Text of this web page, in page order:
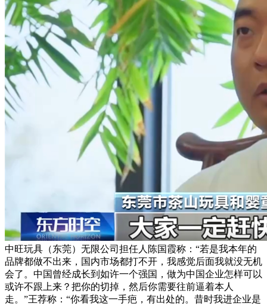
中旺玩具（东莞）无限公司担任人陈国霞称：“若是我本年的
品牌都做不出来，国内市场都打不开，我感觉后面我就没无机
会了。中国曾经成长到如许一个强国，做为中国企业怎样可以
或许不跟上来？把你的切掉，然后你需要往前逼着本人
走。”王荐称：“你看我这一手疤，有出处的。昔时我进企业是